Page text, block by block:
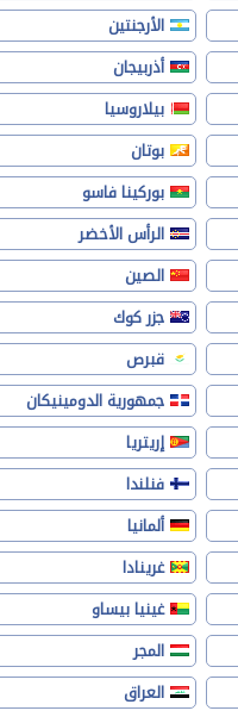
الأرجنتين
أذربيجان
بيلاروسيا
بوتان
بوركينا فاسو
الرأس الأخضر
الصين
جزر كوك
قبرص
جمهورية الدومينيكان
إريتريا
فنلندا
ألمانيا
غرينادا
غينيا بيساو
المجر
العراق